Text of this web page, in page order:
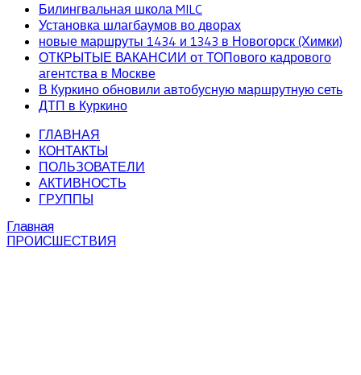
Билингвальная школа MILC
Установка шлагбаумов во дворах
новые маршруты 1434 и 1343 в Новогорск (Химки)
ОТКРЫТЫЕ ВАКАНСИИ от ТОПового кадрового
агентства в Москве
В Куркино обновили автобусную маршрутную сеть
ДТП в Куркино
ГЛАВНАЯ
КОНТАКТЫ
ПОЛЬЗОВАТЕЛИ
АКТИВНОСТЬ
ГРУППЫ
Главная
ПРОИСШЕСТВИЯ